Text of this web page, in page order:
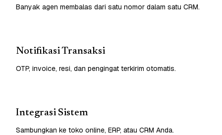
Banyak agen membalas dari satu nomor dalam satu CRM.
Notifikasi Transaksi
OTP, invoice, resi, dan pengingat terkirim otomatis.
Integrasi Sistem
Sambungkan ke toko online, ERP, atau CRM Anda.